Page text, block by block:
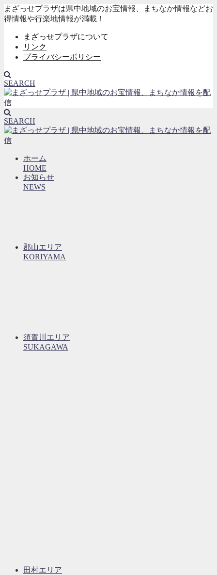
まざっせプラザは県中地域のお宝情報、まちなか情報などお
得情報や行楽地情報が満載！
まざっせプラザについて
リンク
プライバシーポリシー
SEARCH
SEARCH
ホーム
HOME
お知らせ
NEWS
郡山エリア
KORIYAMA
須賀川エリア
SUKAGAWA
田村エリア